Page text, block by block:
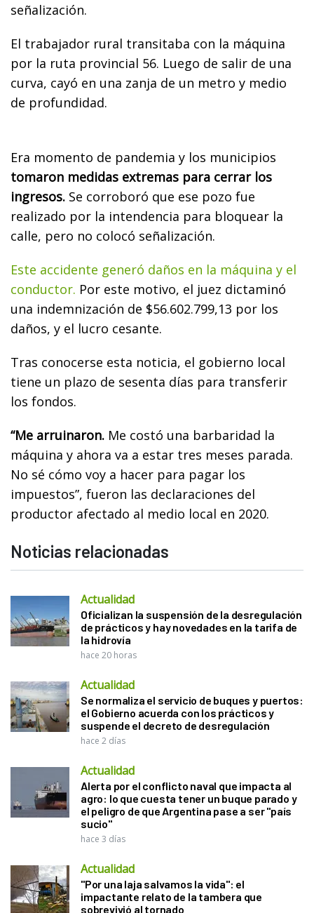
señalización.
El trabajador rural transitaba con la máquina
por la ruta provincial 56. Luego de salir de una
curva, cayó en una zanja de un metro y medio
de profundidad.
Era momento de pandemia y los municipios
tomaron medidas extremas para cerrar los
ingresos. Se corroboró que ese pozo fue
realizado por la intendencia para bloquear la
calle, pero no colocó señalización.
Este accidente generó daños en la máquina y el
conductor. Por este motivo, el juez dictaminó
una indemnización de $56.602.799,13 por los
daños, y el lucro cesante.
Tras conocerse esta noticia, el gobierno local
tiene un plazo de sesenta días para transferir
los fondos.
“Me arruinaron. Me costó una barbaridad la
máquina y ahora va a estar tres meses parada.
No sé cómo voy a hacer para pagar los
impuestos”, fueron las declaraciones del
productor afectado al medio local en 2020.
Noticias relacionadas
Actualidad
Oficializan la suspensión de la desregulación
de prácticos y hay novedades en la tarifa de
la hidrovía
hace 20 horas
Actualidad
Se normaliza el servicio de buques y puertos:
el Gobierno acuerda con los prácticos y
suspende el decreto de desregulación
hace 2 días
Actualidad
Alerta por el conflicto naval que impacta al
agro: lo que cuesta tener un buque parado y
el peligro de que Argentina pase a ser "país
sucio"
hace 3 días
Actualidad
"Por una laja salvamos la vida": el
impactante relato de la tambera que
sobrevivió al tornado